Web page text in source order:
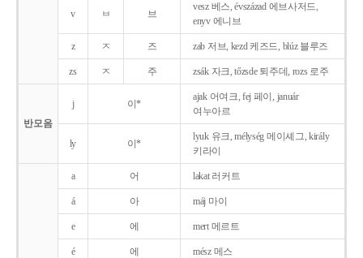
v ㅂ 브
vesz 베스, évszázad 에브사저드,
enyv 에니브
z ㅈ 즈 zab 저브, kezd 케즈드, blúz 블루즈
zs ㅈ 주 zsák 자크, tőzsde 퇴주데, rozs 로주
반모음
j 이*
ajak 어여크, fej 페이, január
여누아르
ly 이*
lyuk 유크, mélység 메이셰그, király
키라이
a 어 lakat 러커트
á 아 máj 마이
e 에 mert 메르트
é 에 mész 메스